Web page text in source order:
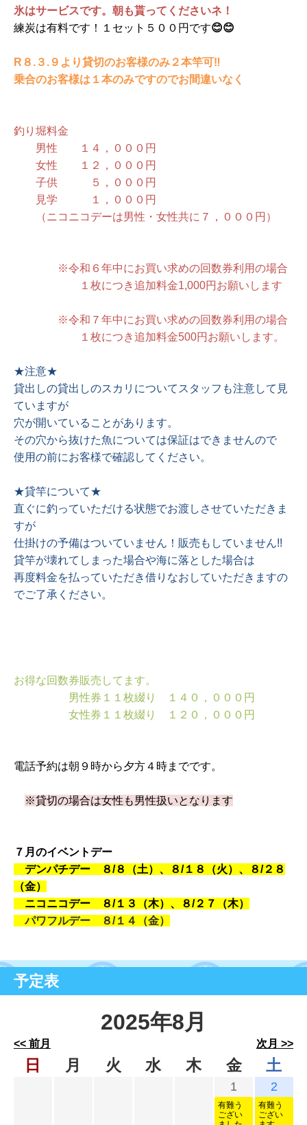
氷はサービスです。朝も貰ってくださいネ！
練炭は有料です！１セット５００円です😊😊
R８.３.９より貸切のお客様のみ２本竿可‼
乗合のお客様は１本のみですのでお間違いなく
釣り堀料金
男性 １４，０００円
女性 １２，０００円
子供 ５，０００円
見学 １，０００円
（ニコニコデーは男性・女性共に７，０００円）
※令和６年中にお買い求めの回数券利用の場合
１枚につき追加料金1,000円お願いします
※令和７年中にお買い求めの回数券利用の場合
１枚につき追加料金500円お願いします。
★注意★
貸出しの貸出しのスカリについてスタッフも注意して見
ていますが
穴が開いていることがあります。
その穴から抜けた魚については保証はできませんので
使用の前にお客様で確認してください。
★貸竿について★
直ぐに釣っていただける状態でお渡しさせていただきま
すが
仕掛けの予備はついていません！販売もしていません!!
貸竿が壊れてしまった場合や海に落とした場合は
再度料金を払っていただき借りなおしていただきますの
でご了承ください。
お得な回数券販売してます。
男性券１１枚綴り １４０，０００円
女性券１１枚綴り １２０，０００円
電話予約は朝９時から夕方４時までです。
※貸切の場合は女性も男性扱いとなります
７月のイベントデー
デンパチデー ８/８（土）、８/１８（火）、８/２８
（金）
ニコニコデー ８/１３（木）、８/２７（木）
パワフルデー ８/１４（金）
予定表
2025年8月
<< 前月 次月 >>
日 月 火 水 木 金 土
1
有難う
ござい
2
有難う
ござい